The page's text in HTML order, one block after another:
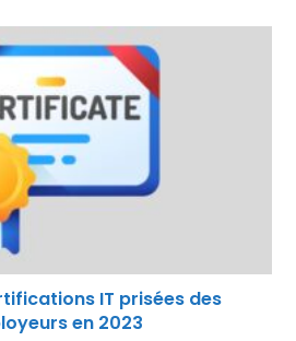
IT prisées des
en 2023